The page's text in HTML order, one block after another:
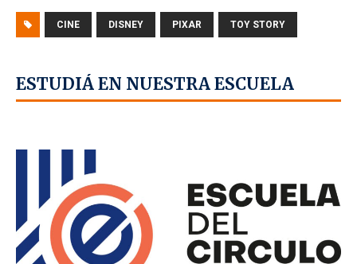
CINE DISNEY PIXAR TOY STORY
ESTUDIÁ EN NUESTRA ESCUELA